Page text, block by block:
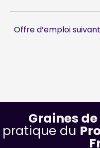
Offre d’emploi suivant
Graines
pratique du